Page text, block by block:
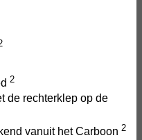
2
de rechterklep op de
vanuit het Carboon 2